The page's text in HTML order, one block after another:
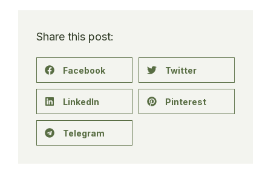
Share this post:
Facebook Twitter
LinkedIn Pinterest
Telegram